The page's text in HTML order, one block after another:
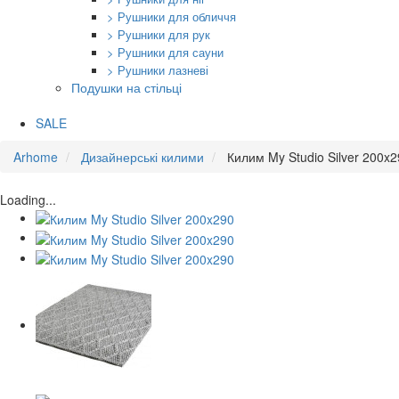
> Рушники для обличчя
> Рушники для рук
> Рушники для сауни
> Рушники лазневі
Подушки на стільці
SALE
Arhome
Дизайнерські килими Килим My Studio Silver
Loading...